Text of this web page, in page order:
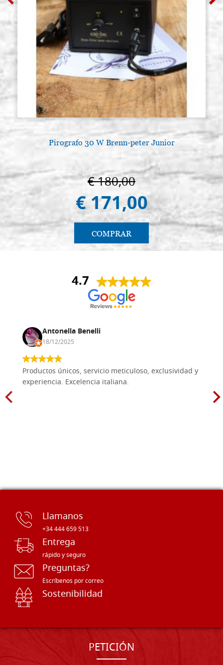
Pirografo 30 W Brenn-peter Junior
€ 180,00
€ 171,00
COMPRAR
4.7
Antonella Benelli
18/12/2025
Productos únicos, servicio meticuloso, exclusividad y
experiencia. Excelencia italiana.
Llamanos
+34 444 659 513
Entrega
rápido y seguro
Preguntas?
Escríbenos por correo
Sostenibilidad
PETICIÓN